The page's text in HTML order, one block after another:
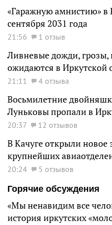
«Гаражную амнистию»
сентября 2031 года
21:56 1 отзыв
Ливневые дожди, грозы,
ожидаются в Иркутской
21:11 4 отзыва
Восьмилетние
Луньковы пропали в
20:37 12 отзывов
В Качуге открыли новое
крупнейших
20:24
5 отзывов
Горячие обсуждения
«Мы ненавидим все
история иркутских